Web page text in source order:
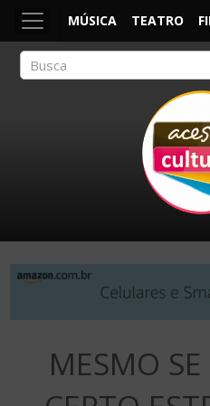
MÚSICA TEATRO
MESMO